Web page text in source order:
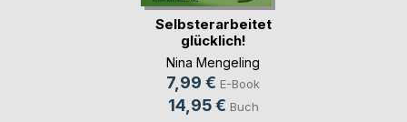
Selbsterarbeitet
glücklich!
Nina Mengeling
7,99 € E-Book
14,95 € Buch